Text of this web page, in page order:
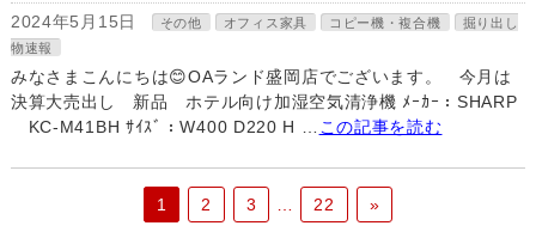
2024年5月15日 その他 オフィス家具 コピー機・複合機
掘り出し
物速報
みなさまこんにちは😊OAランド盛岡店でございます。 今月は
決算大売出し 新品 ホテル向け加湿空気清浄機 ﾒｰｶｰ：SHARP
KC-M41BH ｻｲｽﾞ：W400 D220 H …
この記事を読む
1 2 3 22 »